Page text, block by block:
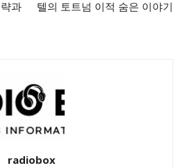
과
텔의 토트넘 이적 숨은 이야기
radiobox